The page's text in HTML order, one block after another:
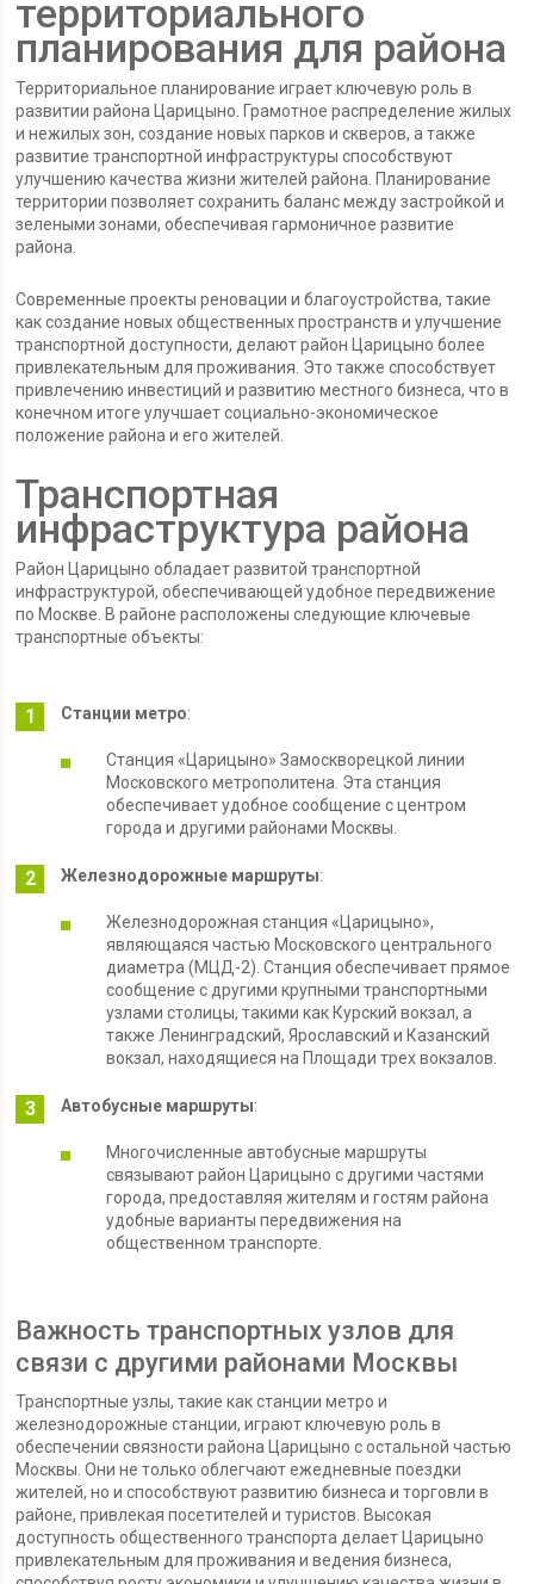
территориального
планирования для района
Территориальное планирование играет ключевую роль в
развитии района Царицыно. Грамотное распределение жилых
и нежилых зон, создание новых парков и скверов, а также
развитие транспортной инфраструктуры способствуют
улучшению качества жизни жителей района. Планирование
территории позволяет сохранить баланс между застройкой и
зелеными зонами, обеспечивая гармоничное развитие
района.
Современные проекты реновации и благоустройства, такие
как создание новых общественных пространств и улучшение
транспортной доступности, делают район Царицыно более
привлекательным для проживания. Это также способствует
привлечению инвестиций и развитию местного бизнеса, что в
конечном итоге улучшает социально-экономическое
положение района и его жителей.
Транспортная
инфраструктура района
Район Царицыно обладает развитой транспортной
инфраструктурой, обеспечивающей удобное передвижение
по Москве. В районе расположены следующие ключевые
транспортные объекты:
Станции метро:
Станция «Царицыно» Замоскворецкой линии
Московского метрополитена. Эта станция
обеспечивает удобное сообщение с центром
города и другими районами Москвы.
Железнодорожные маршруты:
Железнодорожная станция «Царицыно»,
являющаяся частью Московского центрального
диаметра (МЦД-2). Станция обеспечивает прямое
сообщение с другими крупными транспортными
узлами столицы, такими как Курский вокзал, а
также Ленинградский, Ярославский и Казанский
вокзал, находящиеся на Площади трех вокзалов.
Автобусные маршруты:
Многочисленные автобусные маршруты
связывают район Царицыно с другими частями
города, предоставляя жителям и гостям района
удобные варианты передвижения на
общественном транспорте.
Важность транспортных узлов для
связи с другими районами Москвы
Транспортные узлы, такие как станции метро и
железнодорожные станции, играют ключевую роль в
обеспечении связности района Царицыно с остальной частью
Москвы. Они не только облегчают ежедневные поездки
жителей, но и способствуют развитию бизнеса и торговли в
районе, привлекая посетителей и туристов. Высокая
доступность общественного транспорта делает Царицыно
привлекательным для проживания и ведения бизнеса,